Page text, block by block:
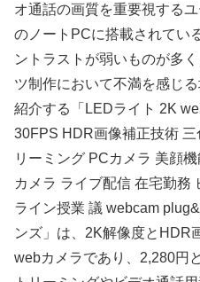
オ通話の画質を重要視する
のノートPCに搭載されてい
ントラストが弱いものが多
ツ制作において不満を感じ
紹介する「LEDライト 2K
30FPS HDR画像補正技術
リーミング PCカメラ 美顔
カメラ ライブ配信 在宅勤務
ライン授業 議 webcam
ンズ」は、2K解像度とHDR
webカメラであり、2,280円